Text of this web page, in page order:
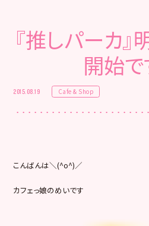
『推しパーカ
開始
2015.08.19 Cafe & Shop
こんばんは＼(^o^)／
カフェっ娘のめいです